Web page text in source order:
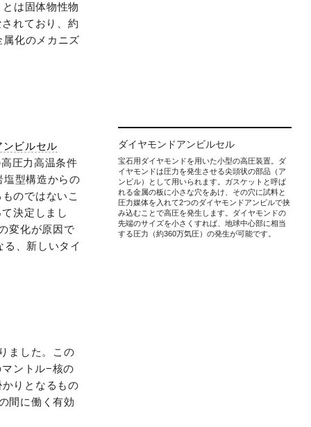
は固体物性物
れており、約
化のメカニズ
ンビルセル
圧力高温条件
型構造からの
のではないこ
決定しまし
変化が原因で
、新しいタイ
ました。この
ントル−核の
りとなるもの
間に働く有効
ダイヤモンドアンビルセル
宝石用ダイヤモンドを用いた小型の高圧装置。ダ
イヤモンドは圧力を発生させる尖頭状の部品（ア
ンビル）として用いられます。ガスケットと呼ば
れる金属の板に小さな穴をあけ、その穴に試料と
圧力媒体を入れて2つのダイヤモンドアンビルで挟
み込むことで高圧を発生します。ダイヤモンドの
先端のサイズを小さくすれば、地球中心部に相当
する圧力（約360万気圧）の発生が可能です。